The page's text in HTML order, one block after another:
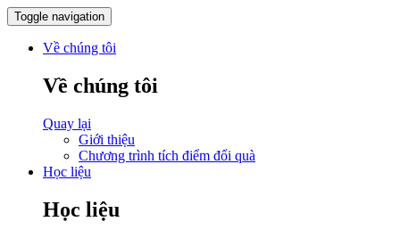
Toggle navigation
Về chúng tôi
Về chúng tôi
Quay lại
Giới thiệu
Chương trình tích điểm đổi quà
Học liệu
Học liệu